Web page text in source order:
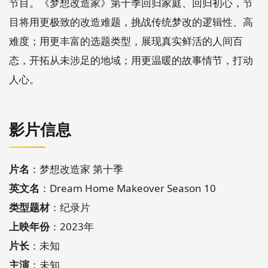
目将用更极致的改造难题，挑战传统梦改的逻辑性、高
难度；用更丰富的选题类型，展现真实鲜活的人间百
态，开拓从未涉足的地域；用更温暖的故事情节，打动
人心。
影片信息
片名 ：梦想改造家 第十季
英文名 ：Dream Home Makeover Season 10
类型题材：纪录片
上映年份：2023年
片长 ：未知
主演 ：未知